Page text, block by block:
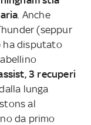
. Anche
(seppur
ha disputato
3 recuperi
lunga
al
da primo